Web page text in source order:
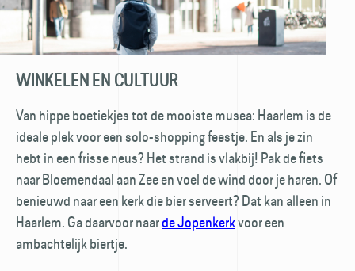
WINKELEN EN CULTUUR
Van hippe boetiekjes tot de mooiste musea: Haarlem is de
ideale plek voor een solo-shopping feestje. En als je zin
hebt in een frisse neus? Het strand is vlakbij! Pak de fiets
naar Bloemendaal aan Zee en voel de wind door je haren. Of
benieuwd naar een kerk die bier serveert? Dat kan alleen in
Haarlem. Ga daarvoor naarde Jopenkerkvoor een
ambachtelijk biertje.